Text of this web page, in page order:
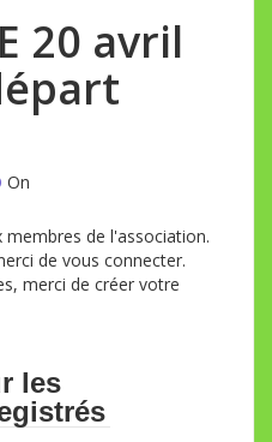
20 avril
On
de l'association.
de vous connecter.
merci de créer votre
les